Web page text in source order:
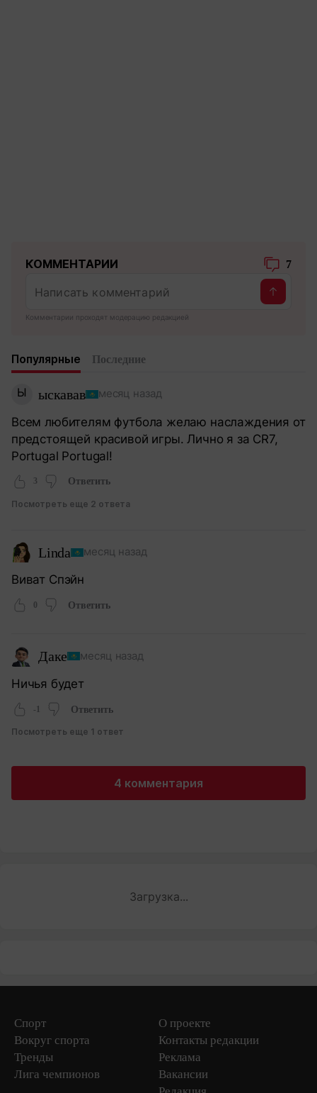
КОММЕНТАРИИ 7
Комментарии проходят модерацию редакцией
Популярные Последние
Ы ыскавав месяц назад
Всем любителям футбола желаю наслаждения от
предстоящей красивой игры. Лично я за CR7,
Portugal Portugal!
3 Ответить
Посмотреть еще 2 ответа
Linda месяц назад
Виват Спэйн
Ответить
Даке месяц назад
Ничья будет
-1 Ответить
Посмотреть еще 1 ответ
4 комментария
Загрузка...
Спорт
Вокруг спорта
Тренды
Лига чемпионов
О проекте
Контакты редакции
Реклама
Вакансии